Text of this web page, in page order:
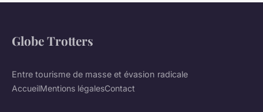
Globe Trotters
Entre tourisme de masse et évasion radicale
AccueilMentions légalesContact